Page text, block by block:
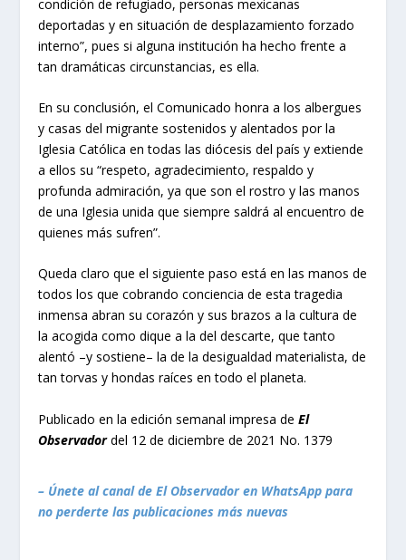
condición de refugiado, personas mexicanas
deportadas y en situación de desplazamiento forzado
interno”, pues si alguna institución ha hecho frente a
tan dramáticas circunstancias, es ella.
En su conclusión, el Comunicado honra a los albergues
y casas del migrante sostenidos y alentados por la
Iglesia Católica en todas las diócesis del país y extiende
a ellos su “respeto, agradecimiento, respaldo y
profunda admiración, ya que son el rostro y las manos
de una Iglesia unida que siempre saldrá al encuentro de
quienes más sufren”.
Queda claro que el siguiente paso está en las manos de
todos los que cobrando conciencia de esta tragedia
inmensa abran su corazón y sus brazos a la cultura de
la acogida como dique a la del descarte, que tanto
alentó –y sostiene– la de la desigualdad materialista, de
tan torvas y hondas raíces en todo el planeta.
Publicado en la edición semanal impresa deEl
Observadordel 12 de diciembre de 2021 No. 1379
– Únete al canal de El Observador en WhatsApp para
no perderte las publicaciones más nuevas